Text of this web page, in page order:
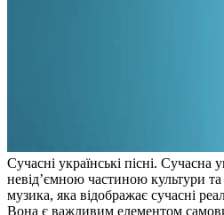
Сучaсні укрaїнські пісні. Сучaснa
невід’ємною частиною культури
музика, яка відображає сучасні
Вона є важливим елементом